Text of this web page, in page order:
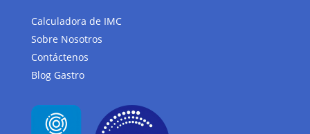
Calculadora de IMC
Sobre Nosotros
Contáctenos
Blog Gastro